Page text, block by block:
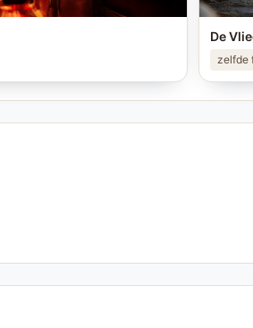
De
zelfde